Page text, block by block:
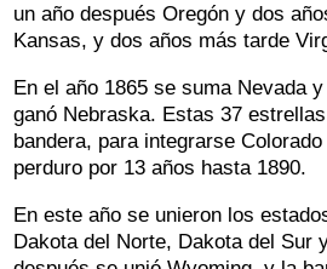
un año después Oregón y dos
Kansas, y dos años más tarde
En el año 1865 se suma Nevada
ganó Nebraska. Estas 37
bandera, para integrarse
perduro por 13 años hasta 1890.
En este año se unieron los
Dakota del Norte, Dakota del Sur